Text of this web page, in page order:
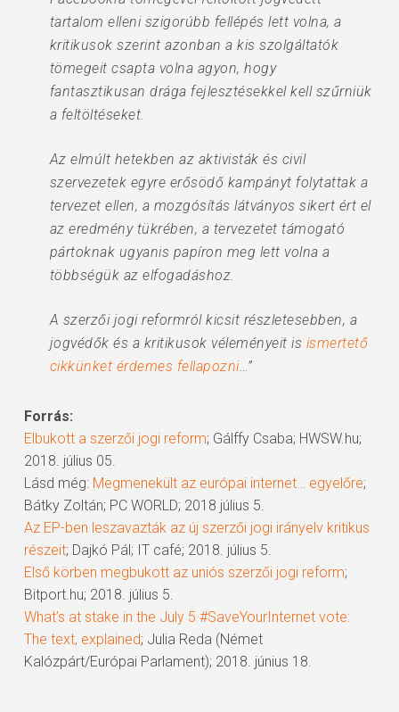
tartalom elleni szigorúbb fellépés lett volna, a
kritikusok szerint azonban a kis szolgáltatók
tömegeit csapta volna agyon, hogy
fantasztikusan drága fejlesztésekkel kell szűrniük
a feltöltéseket.
Az elmúlt hetekben az aktivisták és civil
szervezetek egyre erősödő kampányt folytattak a
tervezet ellen, a mozgósítás látványos sikert ért el
az eredmény tükrében, a tervezetet támogató
pártoknak ugyanis papíron meg lett volna a
többségük az elfogadáshoz.
A szerzői jogi reformról kicsit részletesebben, a
jogvédők és a kritikusok véleményeit is ismertető
cikkünket érdemes fellapozni…”
Forrás:
Elbukott a szerzői jogi reform; Gálffy Csaba; HWSW.hu;
2018. július 05.
Lásd még: Megmenekült az európai internet… egyelőre;
Bátky Zoltán; PC WORLD; 2018 július 5.
Az EP-ben leszavazták az új szerzői jogi irányelv kritikus
részeit; Dajkó Pál; IT café; 2018. július 5.
Első körben megbukott az uniós szerzői jogi reform;
Bitport.hu; 2018. július 5.
What’s at stake in the July 5 #SaveYourInternet vote:
The text, explained; Julia Reda (Német
Kalózpárt/Európai Parlament); 2018. június 18.